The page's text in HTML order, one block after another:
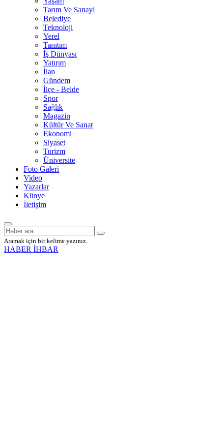
Tarım Ve Sanayi
Belediye
Teknoloji
Yerel
Tanıtım
İş Dünyası
Yatırım
İlan
Gündem
İlçe - Belde
Spor
Sağlık
Magazin
Kültür Ve Sanat
Ekonomi
Siyaset
Turizm
Üniversite
Foto Galeri
Video
Yazarlar
Künye
İletişim
Aramak için bir kelime yazınız.
HABER İHBAR